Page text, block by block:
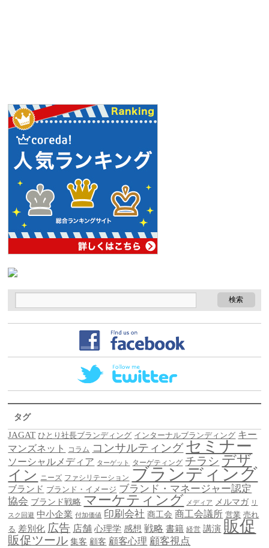
タグ
JAGAT ひとり社長ブランディング インターナルブランディング キー
マンズネット
コラム コンサルティング セミナー
ソーシャルメディア ターゲット ターゲティング チラシ デザ
イン ニーズ ファシリテーション ブランディング
ブランド ブランド・イメージ ブランド・マネージャー認定
協会 ブランド戦略 マーケティング メディア メルマガ リ
スク回避 中小企業 付加価値 印刷会社 商工会 商工会議所 営業 売れ
る 差別化 広告 店舗 心理学 感想 戦略 書籍 経営 講演 販促
販促ツール 集客 顧客 顧客心理 顧客視点